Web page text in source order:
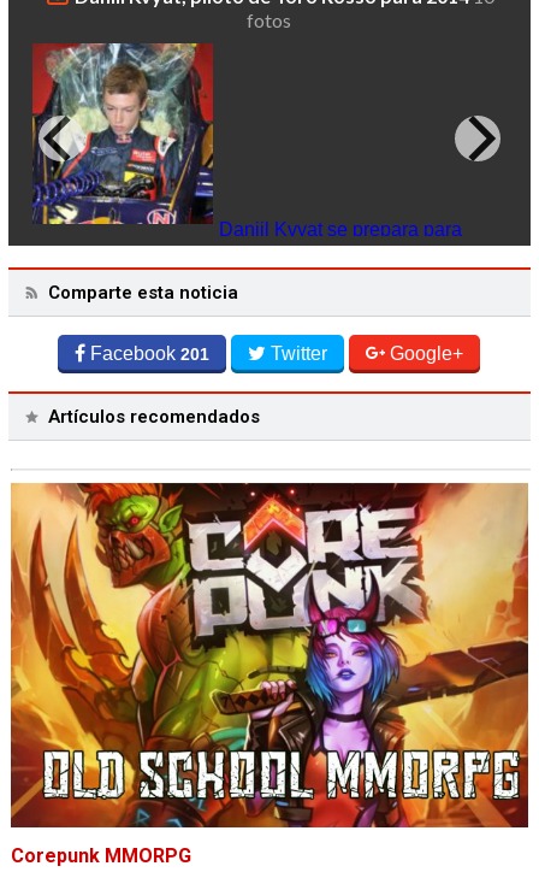
fotos
Daniil Kvyat se prepara para
subirse al Toro Rosso
Comparte esta noticia
Facebook201 Twitter Google+
Artículos recomendados
Corepunk MMORPG